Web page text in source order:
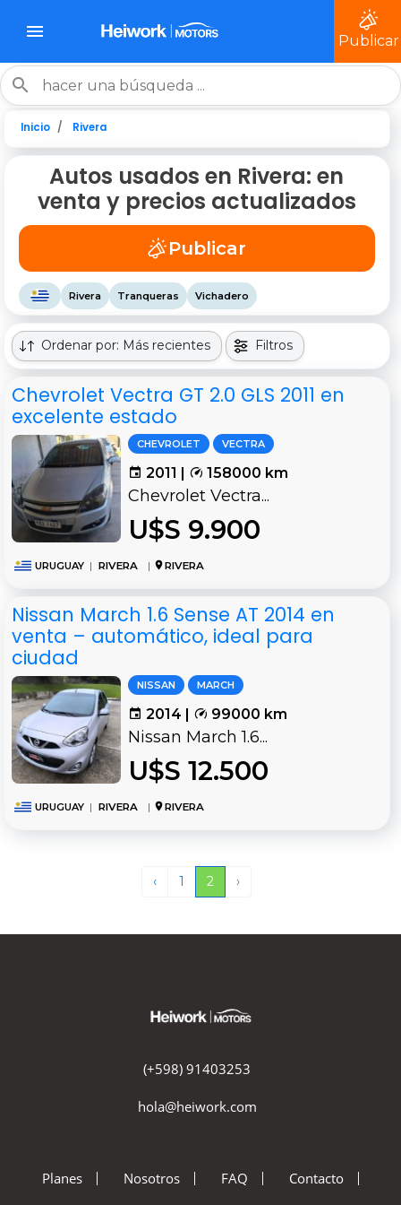
Publicar
Inicio Rivera
Autos usados en Rivera: en
venta y precios actualizados
Publicar
Rivera Tranqueras Vichadero
Ordenar por: Más recientes Filtros
Chevrolet Vectra GT 2.0 GLS 2011 en
excelente estado
CHEVROLET VECTRA
2011 | 158000 km
Chevrolet Vectra...
U$S 9.900
URUGUAY | RIVERA | RIVERA
Nissan March 1.6 Sense AT 2014 en
venta – automático, ideal para
ciudad
NISSAN MARCH
2014 | 99000 km
Nissan March 1.6...
U$S 12.500
URUGUAY | RIVERA | RIVERA
‹ 1 2 ›
(+598) 91403253
hola@heiwork.com
Planes Nosotros FAQ Contacto